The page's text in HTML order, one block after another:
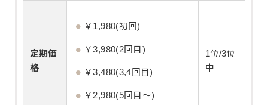
定期価
格
￥1,980(初回)
￥3,980(2回目)
￥3,480(3,4回目)
￥2,980(5回目～)
1位/3位
中